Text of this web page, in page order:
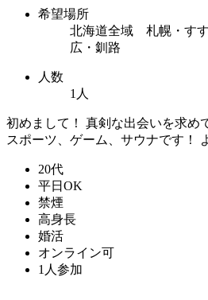
希望場所
北海道全域 札幌・す
広・釧路
人数
1人
初めまして！ 真剣な出会いを求め
スポーツ、ゲーム、サウナです！
20代
平日OK
禁煙
高身長
婚活
オンライン可
1人参加